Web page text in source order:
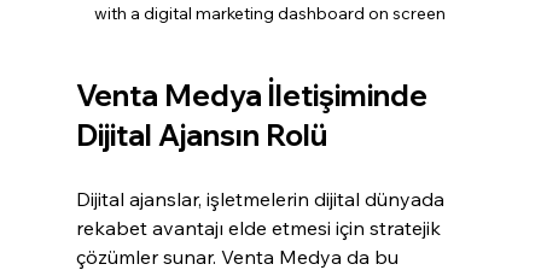
with a digital marketing dashboard on screen
Venta Medya İletişiminde
Dijital Ajansın Rolü
Dijital ajanslar, işletmelerin dijital dünyada
rekabet avantajı elde etmesi için stratejik
çözümler sunar. Venta Medya da bu